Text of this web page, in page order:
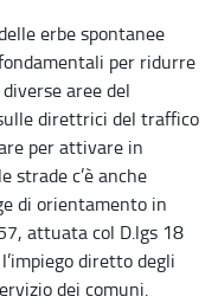
erbe spontanee
per ridurre
aree del
direttrici del traffico
per attivare in
strade c’è anche
di orientamento in
attuata col D.lgs 18
diretto degli
dei comuni.